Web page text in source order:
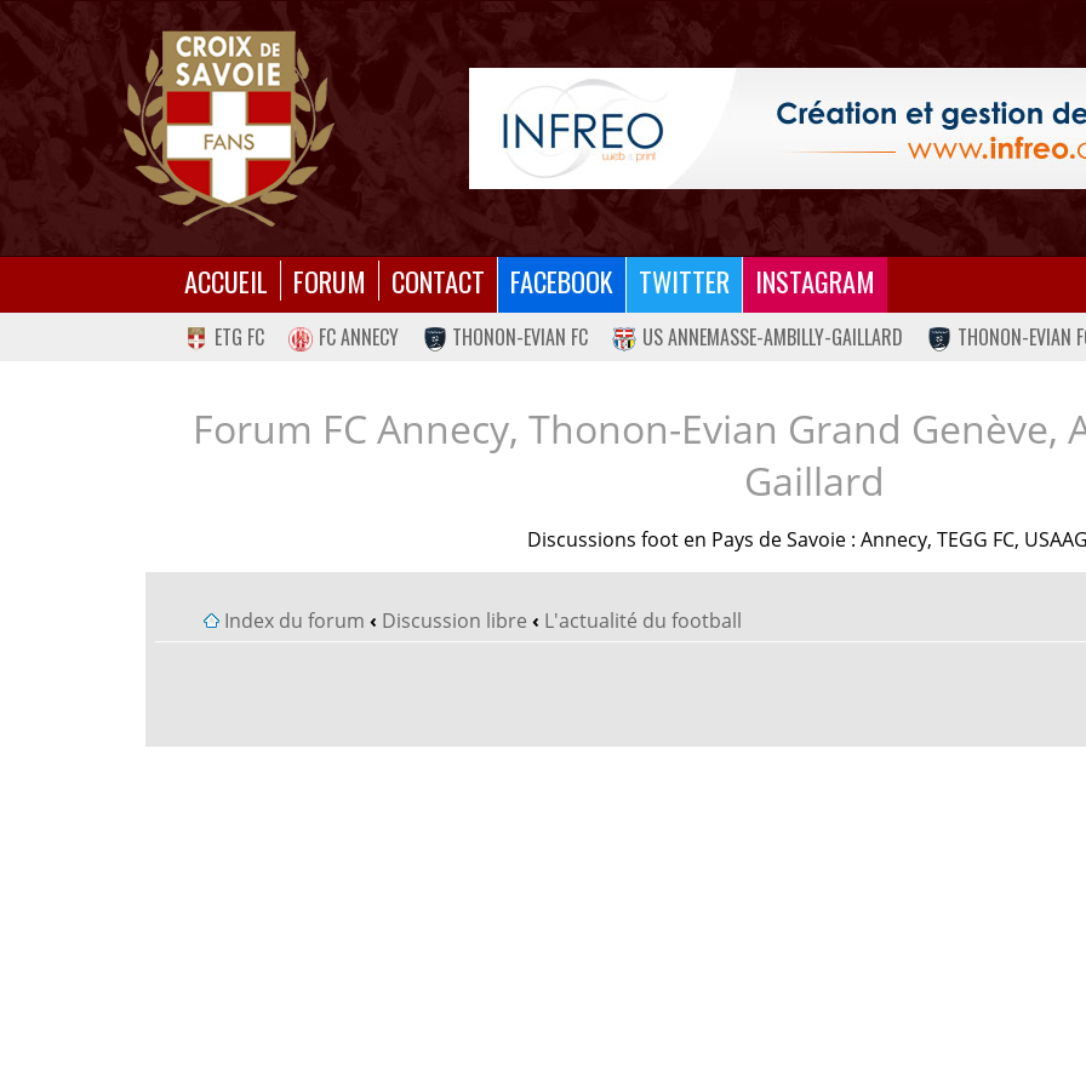
ACCUEIL FORUM CONTACT FACEBOOK TWITTER INSTAGRAM
ETG FC FC ANNECY THONON-EVIAN FC US ANNEMASSE-AMBILLY-GAILLARD THONON-EVIAN
Forum FC Annecy, Thonon-Evian Grand Genève,
Gaillard
Discussions foot en Pays de Savoie : Annecy, TEGG FC,
Index du forum ‹ Discussion libre ‹ L'actualité du football